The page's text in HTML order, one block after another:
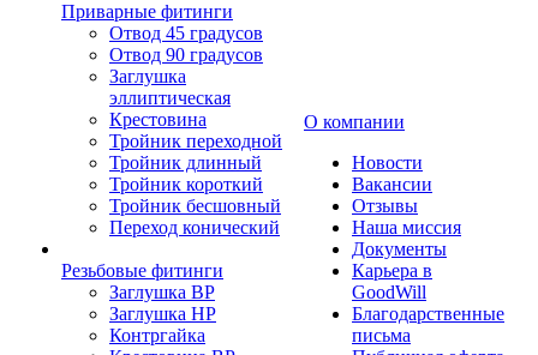
Приварные фитинги
Отвод 45 градусов
Отвод 90 градусов
Заглушка
эллиптическая
Крестовина
Тройник переходной
Тройник длинный
Тройник короткий
Тройник бесшовный
Переход конический
Резьбовые фитинги
Заглушка ВР
Заглушка НР
Контргайка
О компании
Новости
Вакансии
Отзывы
Наша миссия
Документы
Карьера в
GoodWill
Благодарственные
письма